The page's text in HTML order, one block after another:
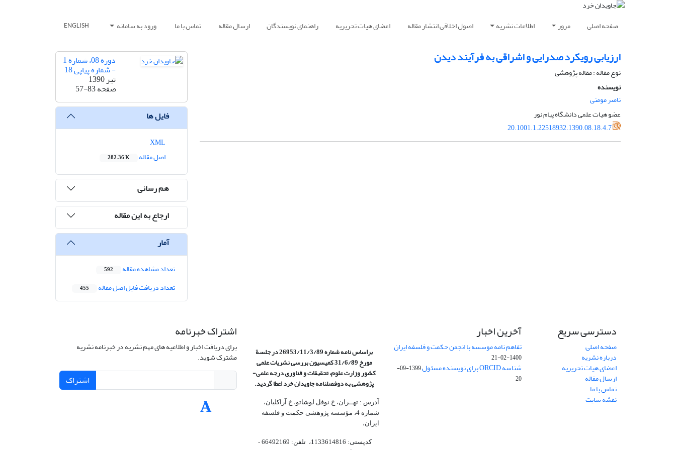
صفحه اصلی مرور اطلاعات نشریه اصول اخلاقی انتشار مقاله اعضای هیات تحریریه راهنمای نویسندگان ارسال مقاله تماس با ما ورود به سامانه ENGLISH
ارزیابی رویکرد صدرایی و اشراقی به فرآیند دیدن
نوع مقاله : مقاله پژوهشی
نویسنده
ناصر مومنی
عضو هیات علمی دانشگاه پیام نور
20.1001.1.22518932.1390.08.18.4.7
دوره 08، شماره 1
- شماره پیاپی 18
تیر 1390
صفحه57-83
فایل ها
اصل مقاله
282.36 K
هم رسانی
ارجاع به این مقاله
آمار
تعداد مشاهده مقاله 592
تعداد دریافت فایل اصل مقاله 455
دسترسی سریع
صفحه اصلی
درباره نشریه
اعضای هیات تحریریه
ارسال مقاله
تماس با ما
نقشه سایت
آخرین اخبار
تفاهم نامه موسسه با انجمن حکمت و فلسفه ایران
1400-02-21
شناسه ORCID برای نویسنده مسئول
1399-09-
20
براساس نامه شماره 26953/11/3/89 در جلسة
مورخ 31/6/89 کمیسیون
بررسی نشریات علمی
کشور وزارت علوم، تحقیقات و فناوری درجه علمی‌-
پژوهشیبه دوفصلنامه جاویدان خرد اعطا گردید.
آدرس : تهــران، خ نوفل لوشاتو، خ آراکلیان،
شماره 4،‌ مؤسسه پژوهشی حکمت و فلسفه
ایران،‌
کدپستی: 1133614816، تلفن: 66492169 -
اشتراک خبرنامه
برای دریافت اخبار و اطلاعیه های مهم نشریه در خبرنامه نشریه
مشترک شوید.
اشتراک